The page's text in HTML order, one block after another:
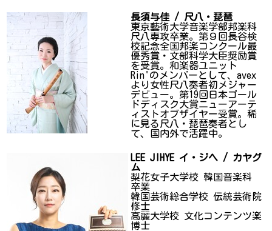
長須与佳 / 尺八・琵琶
東京藝術大学音楽学部邦楽科
尺八専攻卒業。第９回長谷検
校記念全国邦楽コンクール最
優秀賞・文部科学大臣奨励賞
を受賞。和楽器ユニット
Rin'のメンバーとして、avex
より女性尺八奏者初メジャー
デビュー。第19回日本ゴール
ドディスク大賞ニューアーテ
ィストオブザイヤー受賞。稀
に見る尺八・琵琶奏者とし
て、国内外で活躍中。
LEE JIHYE イ・ジヘ / カヤグ
ム
梨花女子大学校 韓国音楽科
卒業
韓国芸術総合学校 伝統芸術院
修士
高麗大学校 文化コンテンツ楽
博士